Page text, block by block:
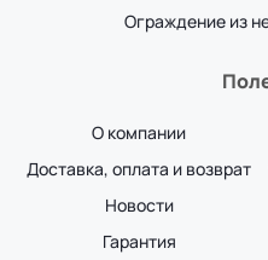
Ограждение из
О компании
Доставка, оплата и возврат
Новости
Гарантия